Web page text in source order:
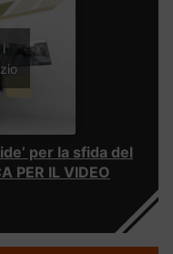
per la sfida del
PER IL VIDEO